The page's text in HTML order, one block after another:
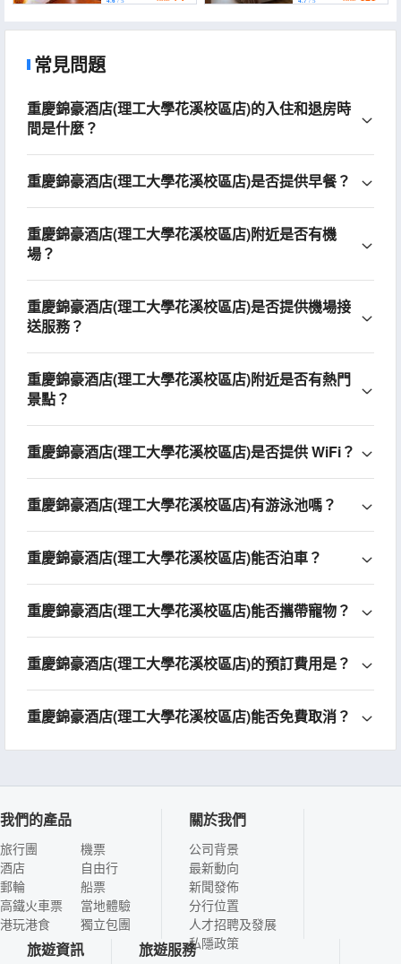
Technology))
常見問題
重慶錦豪酒店(理工大學花溪校區店)的入住和退房時
間是什麼？
重慶錦豪酒店(理工大學花溪校區店)是否提供早餐？
重慶錦豪酒店(理工大學花溪校區店)附近是否有機
場？
重慶錦豪酒店(理工大學花溪校區店)是否提供機場接
送服務？
重慶錦豪酒店(理工大學花溪校區店)附近是否有熱門
景點？
重慶錦豪酒店(理工大學花溪校區店)是否提供 WiFi？
重慶錦豪酒店(理工大學花溪校區店)有游泳池嗎？
重慶錦豪酒店(理工大學花溪校區店)能否泊車？
重慶錦豪酒店(理工大學花溪校區店)能否攜帶寵物？
重慶錦豪酒店(理工大學花溪校區店)的預訂費用是？
重慶錦豪酒店(理工大學花溪校區店)能否免費取消？
我們的產品
旅行團
酒店
郵輪
高鐵火車票
港玩港食
機票
自由行
船票
當地體驗
獨立包團
關於我們
公司背景
最新動向
新聞發佈
分行位置
人才招聘及發展
私隱政策
旅遊資訊 旅遊服務